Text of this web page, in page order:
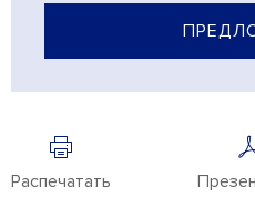
Распечатать